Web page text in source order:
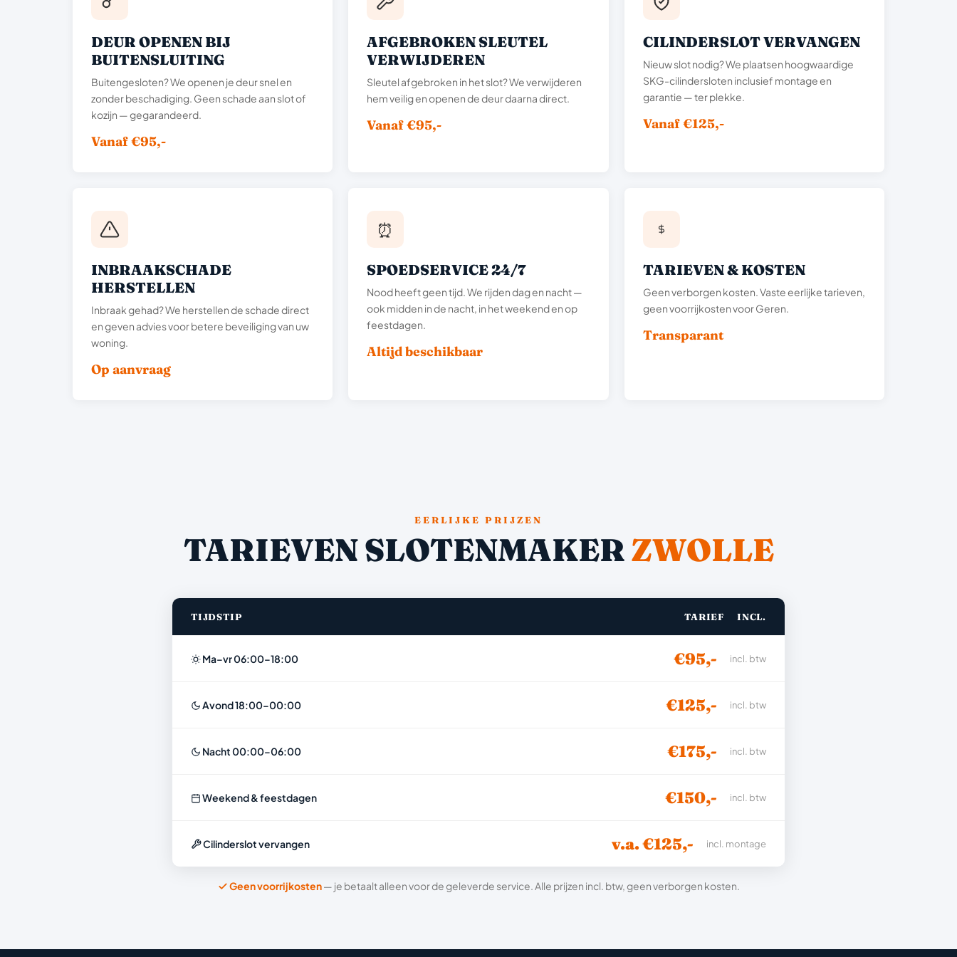
DEUR OPENEN BIJ
BUITENSLUITING
Buitengesloten? We openen je deur snel en
zonder beschadiging. Geen schade aan slot of
kozijn — gegarandeerd.
Vanaf €95,-
AFGEBROKEN SLEUTEL
VERWIJDEREN
Sleutel afgebroken in het slot? We verwijderen
hem veilig en openen de deur daarna direct.
Vanaf €95,-
CILINDERSLOT VERVANGEN
Nieuw slot nodig? We plaatsen hoogwaardige
SKG-cilindersloten inclusief montage en
garantie — ter plekke.
Vanaf €125,-
INBRAAKSCHADE
HERSTELLEN
Inbraak gehad? We herstellen de schade direct
en geven advies voor betere beveiliging van uw
woning.
Op aanvraag
⏰
SPOEDSERVICE 24/7
Nood heeft geen tijd. We rijden dag en nacht —
ook midden in de nacht, in het weekend en op
feestdagen.
Altijd beschikbaar
TARIEVEN & KOSTEN
Geen verborgen kosten. Vaste eerlijke tarieven,
geen voorrijkosten voor Geren.
Transparant
EERLIJKE PRIJZEN
TARIEVEN SLOTENMAKERZWOLLE
TIJDSTIP TARIEF INCL.
Ma–vr 06:00–18:00 €95,- incl. btw
Avond 18:00–00:00 €125,- incl. btw
Nacht 00:00–06:00 €175,- incl. btw
Weekend & feestdagen €150,- incl. btw
Cilinderslot vervangen v.a. €125,- incl. montage
Geen voorrijkosten— je betaalt alleen voor de geleverde service. Alle prijzen incl. btw, geen verborgen kosten.